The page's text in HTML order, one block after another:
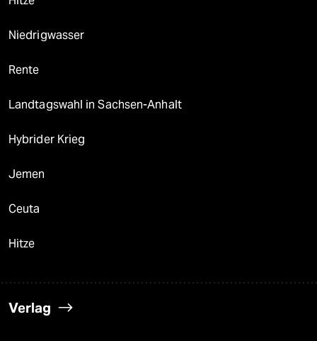
Niedrigwasser
Rente
Landtagswahl in Sachsen-Anhalt
Hybrider Krieg
Jemen
Ceuta
Hitze
Verlag